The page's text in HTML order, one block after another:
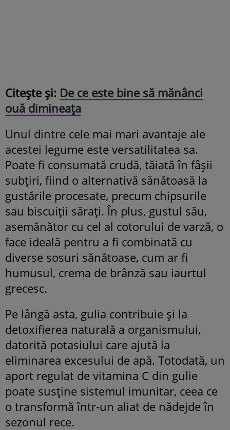
Citește și: De ce este bine să mănânci
ouă dimineața
Unul dintre cele mai mari avantaje ale
acestei legume este versatilitatea sa.
Poate fi consumată crudă, tăiată în fâșii
subțiri, fiind o alternativă sănătoasă la
gustările procesate, precum chipsurile
sau biscuiții sărați. În plus, gustul său,
asemănător cu cel al cotorului de varză, o
face ideală pentru a fi combinată cu
diverse sosuri sănătoase, cum ar fi
humusul, crema de brânză sau iaurtul
grecesc.
Pe lângă asta, gulia contribuie și la
detoxifierea naturală a organismului,
datorită potasiului care ajută la
eliminarea excesului de apă. Totodată, un
aport regulat de vitamina C din gulie
poate susține sistemul imunitar, ceea ce
o transformă într-un aliat de nădejde în
sezonul rece.